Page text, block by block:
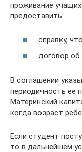
проживание
предоставить:
справку,
договор об
В соглашении
периодичность ее
Материнский
когда возраст
Если студент
то в дальнейшем